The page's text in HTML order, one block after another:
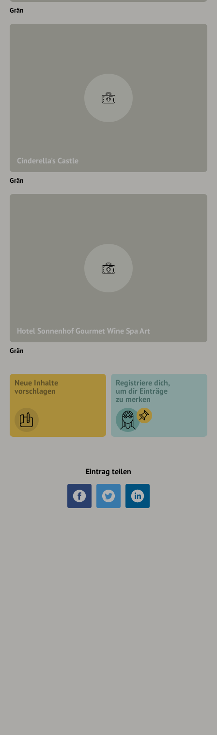
Grän
Cinderella's Castle
Grän
Hotel Sonnenhof Gourmet Wine Spa Art
Grän
Neue Inhalte
vorschlagen
Registriere dich,
um dir Einträge
zu merken
Eintrag teilen